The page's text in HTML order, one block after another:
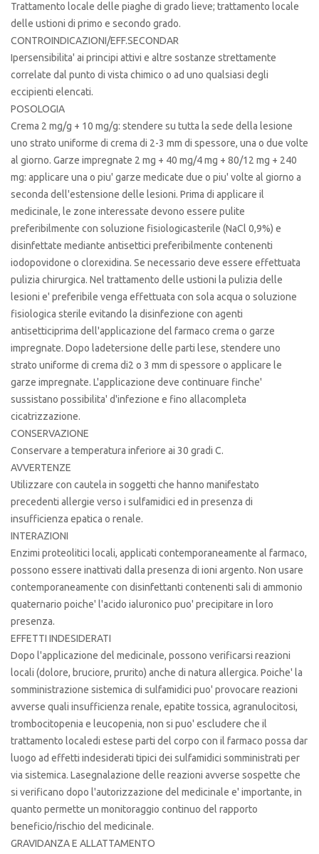
Trattamento locale delle piaghe di grado lieve; trattamento locale
delle ustioni di primo e secondo grado.
CONTROINDICAZIONI/EFF.SECONDAR
Ipersensibilita' ai principi attivi e altre sostanze strettamente
correlate dal punto di vista chimico o ad uno qualsiasi degli
eccipienti elencati.
POSOLOGIA
Crema 2 mg/g + 10 mg/g: stendere su tutta la sede della lesione
uno strato uniforme di crema di 2-3 mm di spessore, una o due volte
al giorno. Garze impregnate 2 mg + 40 mg/4 mg + 80/12 mg + 240
mg: applicare una o piu' garze medicate due o piu' volte al giorno a
seconda dell'estensione delle lesioni. Prima di applicare il
medicinale, le zone interessate devono essere pulite
preferibilmente con soluzione fisiologicasterile (NaCl 0,9%) e
disinfettate mediante antisettici preferibilmente contenenti
iodopovidone o clorexidina. Se necessario deve essere effettuata
pulizia chirurgica. Nel trattamento delle ustioni la pulizia delle
lesioni e' preferibile venga effettuata con sola acqua o soluzione
fisiologica sterile evitando la disinfezione con agenti
antisetticiprima dell'applicazione del farmaco crema o garze
impregnate. Dopo ladetersione delle parti lese, stendere uno
strato uniforme di crema di2 o 3 mm di spessore o applicare le
garze impregnate. L'applicazione deve continuare finche'
sussistano possibilita' d'infezione e fino allacompleta
cicatrizzazione.
CONSERVAZIONE
Conservare a temperatura inferiore ai 30 gradi C.
AVVERTENZE
Utilizzare con cautela in soggetti che hanno manifestato
precedenti allergie verso i sulfamidici ed in presenza di
insufficienza epatica o renale.
INTERAZIONI
Enzimi proteolitici locali, applicati contemporaneamente al farmaco,
possono essere inattivati dalla presenza di ioni argento. Non usare
contemporaneamente con disinfettanti contenenti sali di ammonio
quaternario poiche' l'acido ialuronico puo' precipitare in loro
presenza.
EFFETTI INDESIDERATI
Dopo l'applicazione del medicinale, possono verificarsi reazioni
locali (dolore, bruciore, prurito) anche di natura allergica. Poiche' la
somministrazione sistemica di sulfamidici puo' provocare reazioni
avverse quali insufficienza renale, epatite tossica, agranulocitosi,
trombocitopenia e leucopenia, non si puo' escludere che il
trattamento localedi estese parti del corpo con il farmaco possa dar
luogo ad effetti indesiderati tipici dei sulfamidici somministrati per
via sistemica. Lasegnalazione delle reazioni avverse sospette che
si verificano dopo l'autorizzazione del medicinale e' importante, in
quanto permette un monitoraggio continuo del rapporto
beneficio/rischio del medicinale.
GRAVIDANZA E ALLATTAMENTO